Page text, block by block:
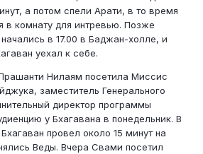
а потом спели Арати, в то время
в комнату для интревью. Позже
в 17.00 в Баджан-холле, и
уехал к себе.
Нилаям посетила Миссис
заместитель Генерального
директор программы
у Бхагавана в понедельник. В
провел около 15 минут на
Веды. Вчера Свами посетил